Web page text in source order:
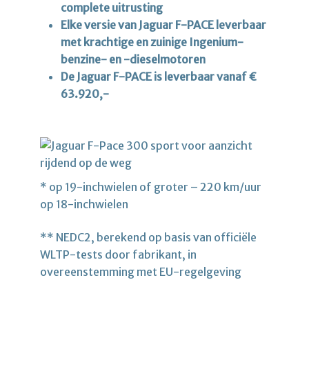
complete uitrusting
Elke versie van Jaguar F-PACE leverbaar
met krachtige en zuinige Ingenium-
benzine- en -dieselmotoren
De Jaguar F-PACE is leverbaar vanaf €
63.920,-
* op 19-inchwielen of groter – 220 km/uur
op 18-inchwielen
** NEDC2, berekend op basis van officiële
WLTP-tests door fabrikant, in
overeenstemming met EU-regelgeving